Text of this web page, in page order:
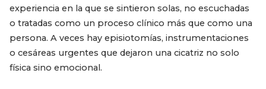
experiencia en la que se sintieron solas, no escuchadas
o tratadas como un proceso clínico más que como una
persona. A veces hay episiotomías, instrumentaciones
o cesáreas urgentes que dejaron una cicatriz no solo
física sino emocional.